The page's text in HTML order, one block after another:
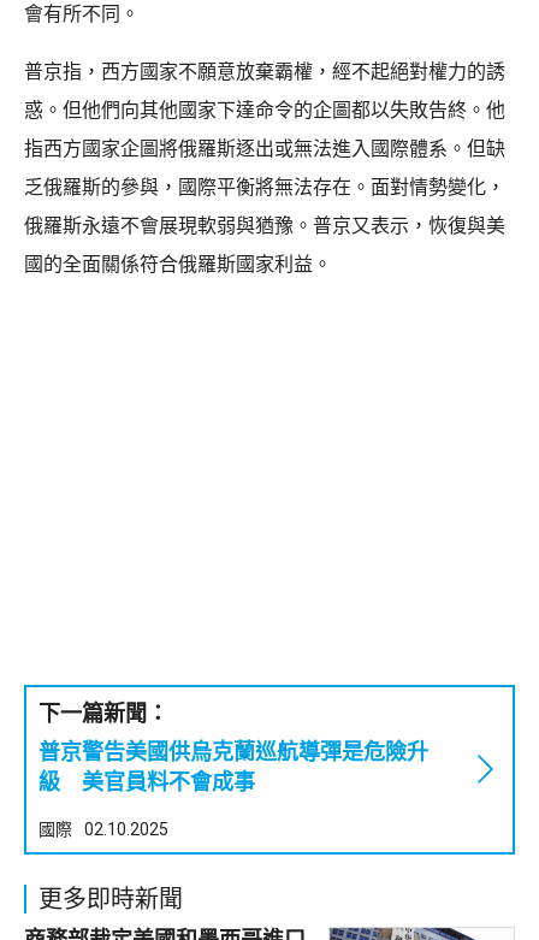
會有所不同。
普京指，西方國家不願意放棄霸權，經不起絕對權力的誘
惑。但他們向其他國家下達命令的企圖都以失敗告終。他
指西方國家企圖將俄羅斯逐出或無法進入國際體系。但缺
乏俄羅斯的參與，國際平衡將無法存在。面對情勢變化，
俄羅斯永遠不會展現軟弱與猶豫。普京又表示，恢復與美
國的全面關係符合俄羅斯國家利益。
下一篇新聞：
普京警告美國供烏克蘭巡航導彈是危險升
級 美官員料不會成事
國際 02.10.2025
更多即時新聞